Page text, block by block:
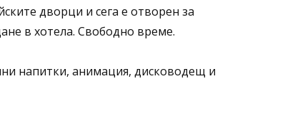
дворци и сега е отворен за
в хотела. Свободно време.
напитки, анимация, дисководещ и